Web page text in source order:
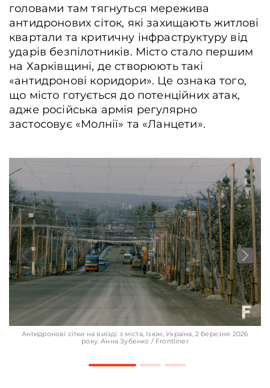
Місцевий мешканець біля будинку, Ізюм, Україна, 1 березня 2026 року.
Зубенко / Frontliner
головами там тягнуться мережива
антидронових сіток, які захищають житлові
квартали та критичну інфраструктуру від
ударів безпілотників. Місто стало першим
на Харківщині, де створюють такі
«антидронові коридори». Це ознака того,
що місто готується до потенційних атак,
адже російська армія регулярно
застосовує «Молнії» та «Ланцети».
Антидронові сітки на виїзді з міста, Ізюм, Україна, 2 березня 2026
року. Анна Зубенко / Frontliner